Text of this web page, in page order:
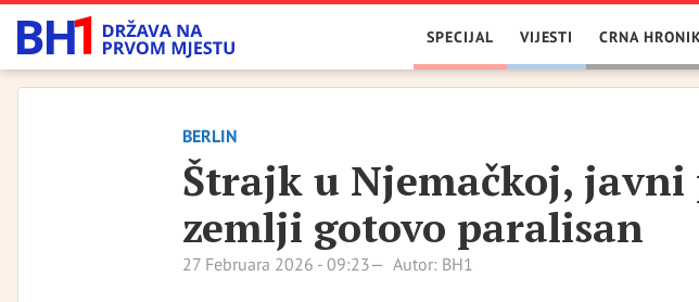
SPECIJAL VIJESTI CRNA
BERLIN
Štrajk u Njemačkoj, javni
zemlji gotovo paralisan
27 Februara 2026 - 09:23 Autor: BH1